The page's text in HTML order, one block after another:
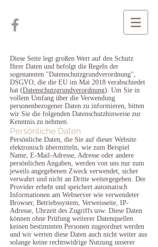
Diese Seite legt großen Wert auf den Schutz
Ihrer Daten und befolgt die Regeln der
sogenannten "Datenschutzgrundverordnung",
DSGVO, die die EU im Mai 2018 verabschiedet
hat (Datenschutzgrundverordnung). Um Sie in
vollem Umfang über die Verwendung
personenbezogener Daten zu informieren, bitten
wir Sie die folgenden Datenschutzhinweise zur
Kenntnis zu nehmen.
Persönliche Daten
Persönliche Daten, die Sie auf dieser Website
elektronisch übermitteln, wie zum Beispiel
Name, E-Mail-Adresse, Adresse oder andere
persönlichen Angaben, werden von uns nur zum
jeweils angegebenen Zweck verwendet, sicher
verwahrt und nicht an Dritte weitergegeben. Der
Provider erhebt und speichert automatisch
Informationen am Webserver wie verwendeter
Browser, Betriebssystem, Verweisseite, IP-
Adresse, Uhrzeit des Zugriffs usw. Diese Daten
können ohne Prüfung weiterer Datenquellen
keinen bestimmten Personen zugeordnet werden
und wir werten diese Daten auch nicht weiter aus
solange keine rechtswidrige Nutzung unserer